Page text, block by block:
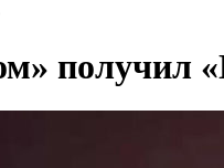
получил